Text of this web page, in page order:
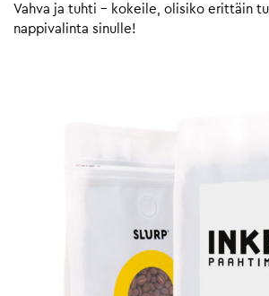
Vahva ja tuhti – kokeile, olisiko erittäin
nappivalinta sinulle!